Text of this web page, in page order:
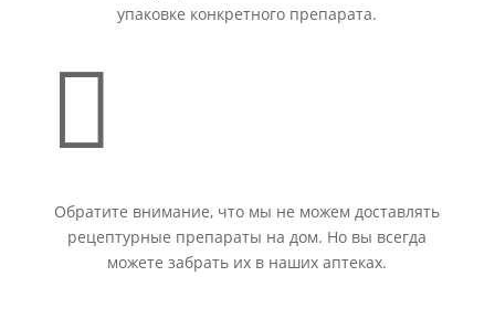
упаковке конкретного препарата.

Обратите внимание, что мы не можем доставлять
рецептурные препараты на дом. Но вы всегда
можете забрать их в наших аптеках.